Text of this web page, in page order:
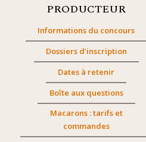
PRODUCTEUR
Informations du concours
Dossiers d’inscription
Dates à retenir
Boîte aux questions
Macarons : tarifs et
commandes